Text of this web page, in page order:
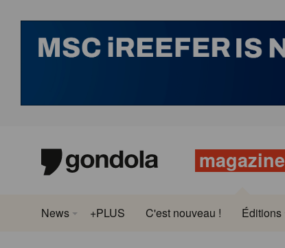
magazine
News +PLUS C'est nouveau ! Éditions